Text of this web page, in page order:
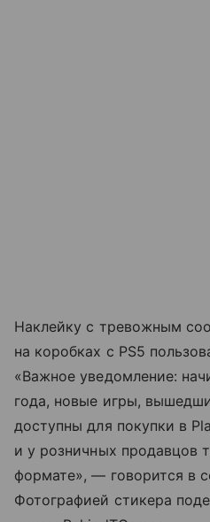
Наклейку с тревожным
на коробках с PS5
«Важное уведомление:
года, новые игры,
доступны для покупки в
и у розничных продавцов
формате», — говорится в
Фотографией стикера